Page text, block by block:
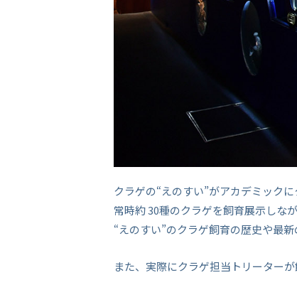
クラゲの“えのすい”がアカデミック
常時約 30種のクラゲを飼育展示しな
“えのすい”のクラゲ飼育の歴史や最
また、実際にクラゲ担当トリーター